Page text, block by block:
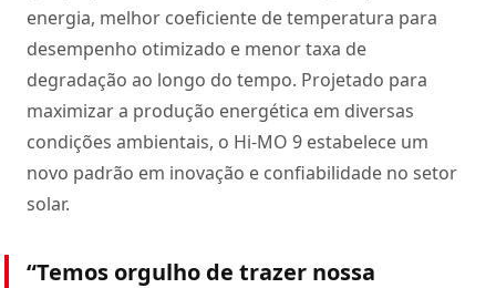
energia, melhor coeficiente de temperatura para
desempenho otimizado e menor taxa de
degradação ao longo do tempo. Projetado para
maximizar a produção energética em diversas
condições ambientais, o Hi-MO 9 estabelece um
novo padrão em inovação e confiabilidade no setor
solar.
“Temos orgulho de trazer nossa